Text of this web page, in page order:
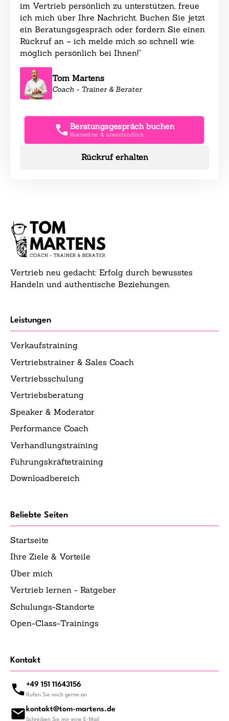
im Vertrieb persönlich zu unterstützen, freue
ich mich über Ihre Nachricht. Buchen Sie jetzt
ein Beratungsgespräch oder fordern Sie einen
Rückruf an – ich melde mich so schnell wie
möglich persönlich bei Ihnen!“
Tom Martens
Coach - Trainer & Berater
Beratungsgespräch buchen
Kostenfrei & unverbindlich
Rückruf erhalten
Vertrieb neu gedacht: Erfolg durch bewusstes
Handeln und authentische Beziehungen.
Leistungen
Verkaufstraining
Vertriebstrainer & Sales Coach
Vertriebsschulung
Vertriebsberatung
Speaker & Moderator
Performance Coach
Verhandlungstraining
Führungskräftetraining
Downloadbereich
Beliebte Seiten
Startseite
Ihre Ziele & Vorteile
Über mich
Vertrieb lernen - Ratgeber
Schulungs-Standorte
Open-Class-Trainings
Kontakt
+49 151 11643156
Rufen Sie mich gerne an
kontakt@tom-martens.de
Schreiben Sie mir eine E-Mail